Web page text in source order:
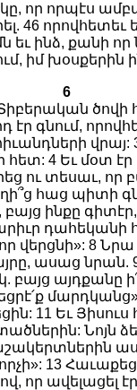
որ որպէս
46
ինձ, քանի որ
իմ
6
Տիբերական
էր գնում,
վրայ:
4 Եւ մօտ
ու տեսաւ, որ
հաց պիտի
ինքը գիտէր,
դահեկանի
վերցնի»: 8
ասաց
բայց այդքանը
11 Եւ Յիսուս
Նոյն
13
որ ավելացել